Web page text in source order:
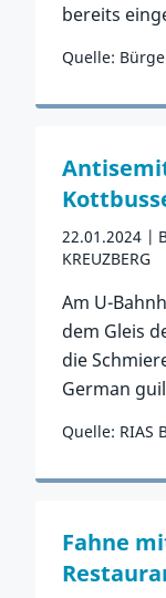
bereits
Quelle:
Zum Vorfall
22.01.2024
KREUZBERG
Am U-
dem Gleis
die
German
Quelle: RIAS
Zum Vorfall
Fahne